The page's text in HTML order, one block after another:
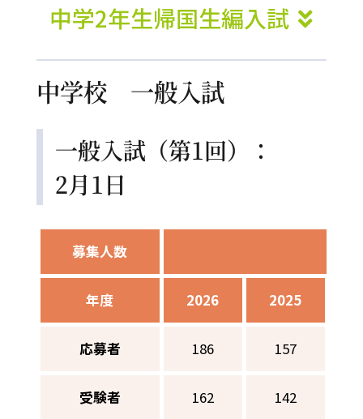
中学2年生帰国生編入試
中学校 一般入試
一般入試（第1回）：
2月1日
募集人数
年度 2026 2025
応募者 186 157
受験者 162 142